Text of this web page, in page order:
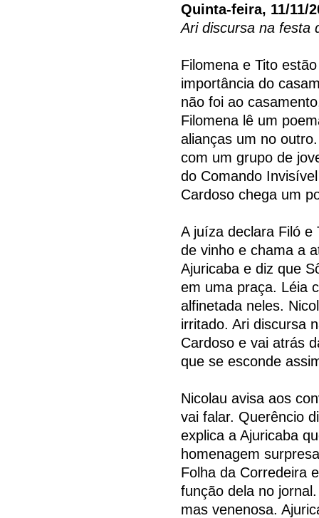
Quinta-feira, 11/11/
Ari discursa na festa
Filomena e Tito
importância do
não foi ao
Filomena lê um
alianças um no
com um grupo de
do Comando
Cardoso chega um
A juíza declara Filó e
de vinho e chama a
Ajuricaba e diz que
em uma praça. Léia
alfinetada neles.
irritado. Ari discursa
Cardoso e vai atrás
que se esconde
Nicolau avisa aos
vai falar. Querêncio
explica a Ajuricaba
homenagem
Folha da Corredeira
função dela no
mas venenosa.